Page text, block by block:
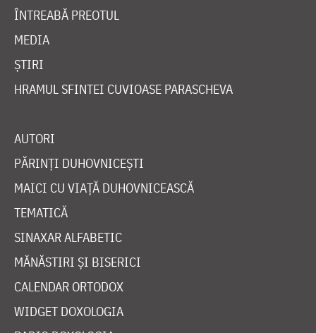
ÎNTREABĂ PREOTUL
MEDIA
ȘTIRI
HRAMUL SFINTEI CUVIOASE PARASCHEVA
AUTORI
PĂRINȚI DUHOVNICEȘTI
MAICI CU VIAȚĂ DUHOVNICEASCĂ
TEMATICĂ
SINAXAR ALFABETIC
MĂNĂSTIRI ȘI BISERICI
CALENDAR ORTODOX
WIDGET DOXOLOGIA